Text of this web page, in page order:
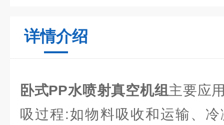
详情介绍
卧式PP水喷射真空机组 主要应
吸过程:如物料吸收和运输、